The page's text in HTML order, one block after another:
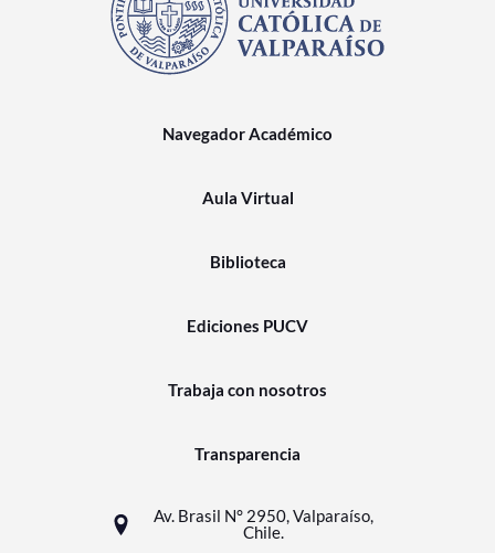
Navegador Académico
Aula Virtual
Biblioteca
Ediciones PUCV
Trabaja con nosotros
Transparencia
Av. Brasil N° 2950, Valparaíso,
Chile.